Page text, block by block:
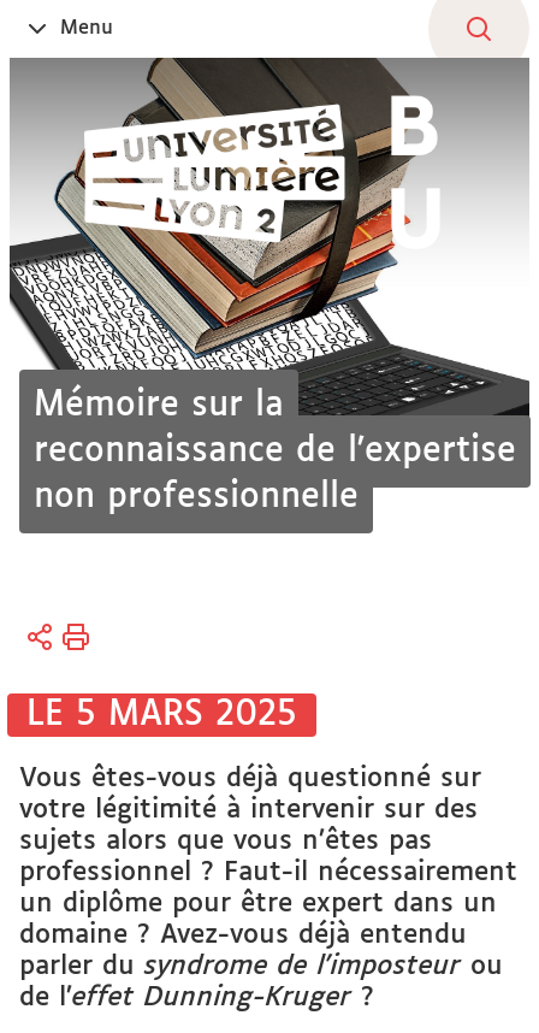
contenu
Ouvrir
le
Menu
Mémoire sur la
reconnaissance de l'expertise
non professionnelle
Vous
Accueil
Recherche
et
mémoires
en ligne
Mémoires
LE 5 MARS 2025
Vous êtes-vous déjà questionné sur
votre légitimité à intervenir sur des
sujets alors que vous n’êtes pas
professionnel ? Faut-il nécessairement
un diplôme pour être expert dans un
domaine ? Avez-vous déjà entendu
parler dusyndrome de l’imposteurou
de l’effet Dunning-Kruger?